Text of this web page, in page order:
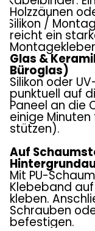
Holzzäunen
Silikon /
reicht ein
Montagekleber
Glas &
Büroglas)
Silikon oder
punktuell auf
Paneel an die
einige
stützen).
Auf
Mit PU-
Klebeband
kleben.
Schrauben
befestigen.